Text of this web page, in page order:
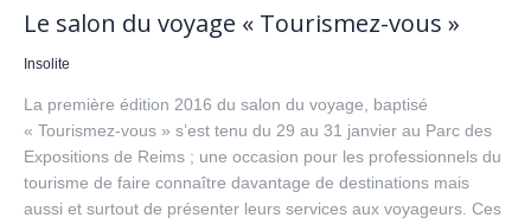
Le salon du voyage « Tourismez-vous »
Insolite
La première édition 2016 du salon du voyage, baptisé
« Tourismez-vous » s’est tenu du 29 au 31 janvier au Parc des
Expositions de Reims ; une occasion pour les professionnels du
tourisme de faire connaître davantage de destinations mais
aussi et surtout de présenter leurs services aux voyageurs. Ces